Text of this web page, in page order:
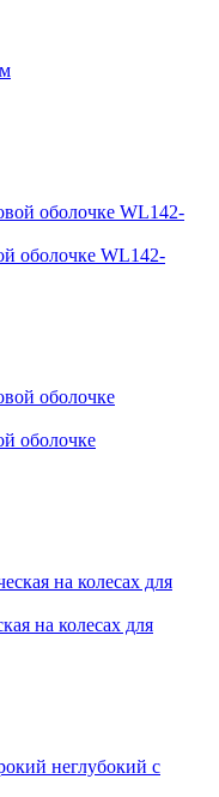
оболочке WL142-
оболочке
на колесах для